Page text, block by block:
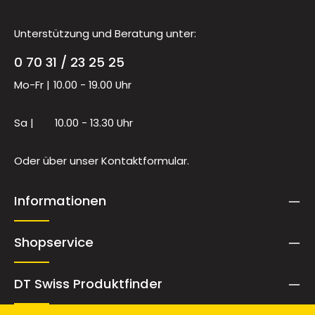
Unterstützung und Beratung unter:
0 70 31 / 23 25 25
Mo-Fr | 10.00 - 19.00 Uhr
Sa | 10.00 - 13.30 Uhr
Oder über unserKontaktformular.
Informationen
Shopservice
DT Swiss Produktfinder